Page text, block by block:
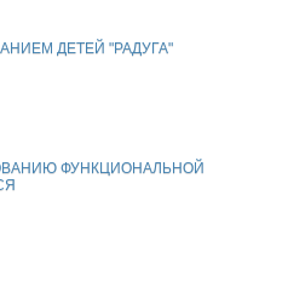
ДЕТЕЙ "РАДУГА"
ФУНКЦИОНАЛЬНОЙ